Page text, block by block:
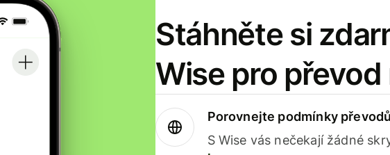
Stáhněte si
Wise pro převod
Porovnejte podmínky
S Wise vás nečekají žádné